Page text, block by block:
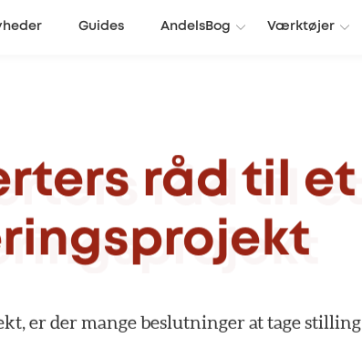
Guides AndelsBog Værktøjer
råd til
et
erdermangebeslutningerattagestilling